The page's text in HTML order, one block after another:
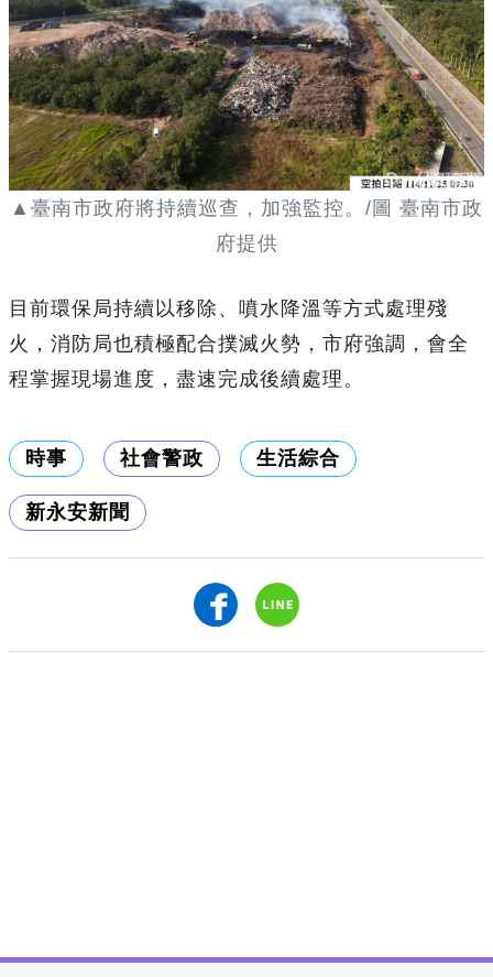
▲臺南市政府將持續巡查，加強監控。/圖 臺南市政
府提供
目前環保局持續以移除、噴水降溫等方式處理殘
火，消防局也積極配合撲滅火勢，市府強調，會全
程掌握現場進度，盡速完成後續處理。
時事 社會警政 生活綜合
新永安新聞